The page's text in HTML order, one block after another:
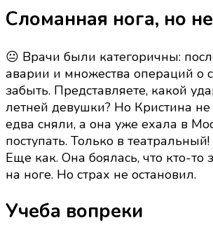
Сломанная нога, но
😐 Врачи были категоричны:
аварии и множества операций о
забыть. Представляете, какой
летней девушки? Но Кристина
едва сняли, а она уже ехала в
поступать. Только в
Еще как. Она боялась, что кто-то
на ноге. Но страх не остановил.
Учеба вопреки